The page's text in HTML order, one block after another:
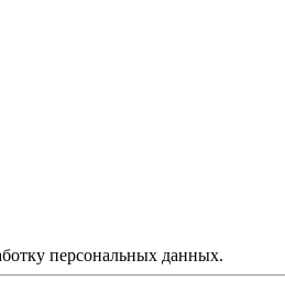
персональных данных.